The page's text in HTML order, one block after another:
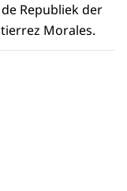
Republiek der
Morales.